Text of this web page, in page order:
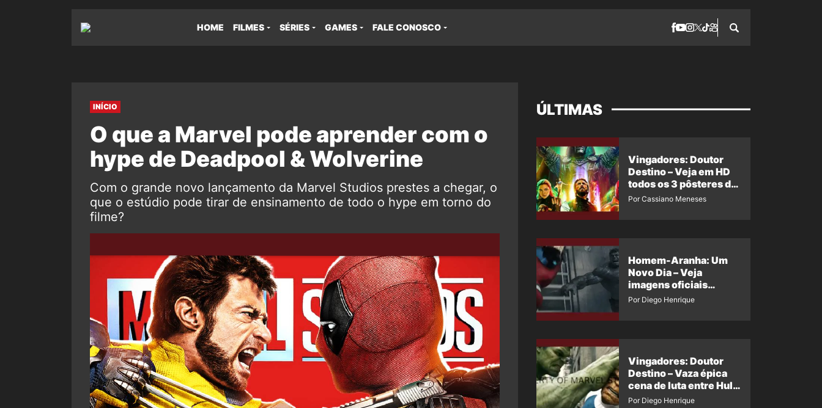
HOME FILMES SÉRIES GAMES FALE CONOSCO
INÍCIO
O que a Marvel pode aprender com o
hype de Deadpool & Wolverine
Com o grande novo lançamento da Marvel Studios prestes a chegar, o
que o estúdio pode tirar de ensinamento de todo o hype em torno do
filme?
ÚLTIMAS
Vingadores: Doutor
Destino – Veja em HD
todos os 3 pôsteres de
‘Doomsday’ + 1 imagem
Por Cassiano Meneses
Homem-Aranha: Um
Novo Dia – Veja
imagens oficiais
descartadas do Hulk
Por Diego Henrique
Vingadores: Doutor
Destino – Vaza épica
cena de luta entre Hulk
e o Coisa
Por Diego Henrique